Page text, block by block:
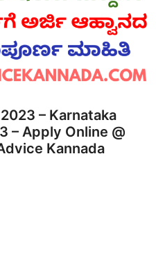
– Karnataka
– Apply Online @
Kannada